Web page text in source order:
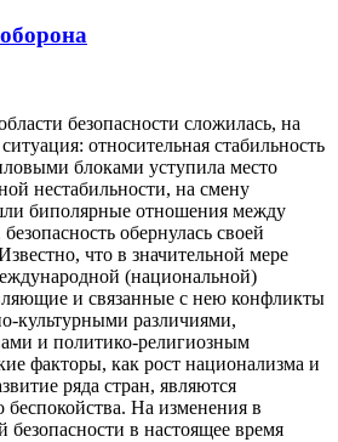
безопасности сложилась, на
относительная стабильность
блоками уступила место
нестабильности, на смену
биполярные отношения между
обернулась своей
что в значительной мере
(национальной)
и связанные с нею конфликты
культурными различиями,
и политико-религиозным
факторы, как рост национализма и
ряда стран, являются
беспокойства. На изменения в
в настоящее время